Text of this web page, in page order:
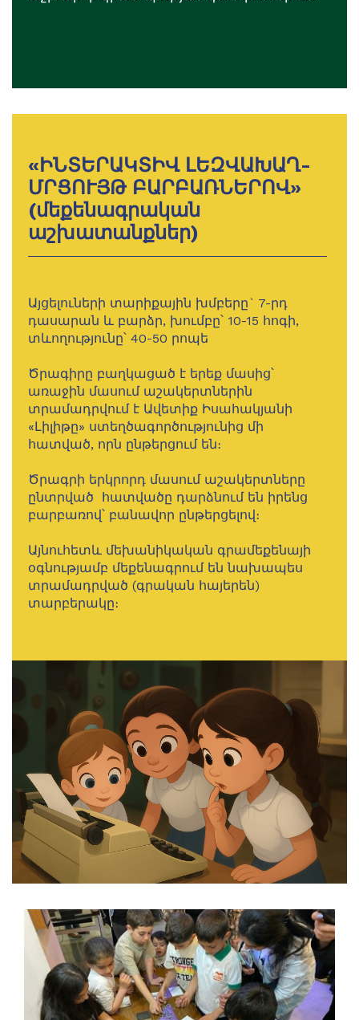
«ԻՆՏԵՐԱԿՏԻՎ ԼԵԶՎԱԽԱՂ-
ՄՐՑՈՒՅԹ ԲԱՐԲԱՌՆԵՐՈՎ»
(մեքենագրական
աշխատանքներ)
Այցելուների տարիքային խմբերը` 7-րդ
դասարան և բարձր, խումբը՝ 10-15 հոգի,
տևողությունը՝ 40-50 րոպե
Ծրագիրը բաղկացած է երեք մասից՝
առաջին մասում աշակերտներին
տրամադրվում է Ավետիք Իսահակյանի
«Լիլիթը» ստեղծագործությունից մի
հատված, որն ընթերցում են։
Ծրագրի երկրորդ մասում աշակերտները
ընտրված հատվածը դարձնում են իրենց
բարբառով՝ բանավոր ընթերցելով։
Այնուհետև մեխանիկական գրամեքենայի
օգնությամբ մեքենագրում են նախապես
տրամադրված (գրական հայերեն)
տարբերակը։